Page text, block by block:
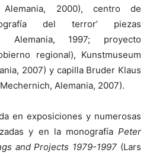
Alemania, 2000), centro de
del terror’ piezas
Alemania, 1997; proyecto
regional), Kunstmuseum
2007) y capilla Bruder Klaus
Alemania, 2007).
en exposiciones y numerosas
y en la monografía Peter
and Projects 1979-1997 (Lars